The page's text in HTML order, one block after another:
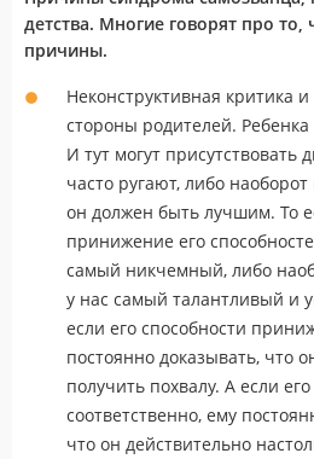
детства. Многие говорят про то,
причины.
Неконструктивная критика
стороны родителей.
И тут могут присутствовать
часто ругают, либо
он должен быть лучшим. То
принижение его
самый никчемный, либо
у нас самый талантливый и
если его способности
постоянно доказывать, что
получить похвалу. А если
соответственно, ему
что он действительно